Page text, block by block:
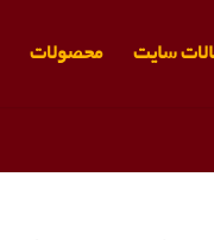
سایت محصولات